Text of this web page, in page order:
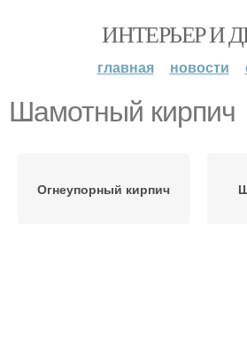
ИНТЕРЬЕР И
главная новости
Шамотный кирпич
Огнеупорный кирпич